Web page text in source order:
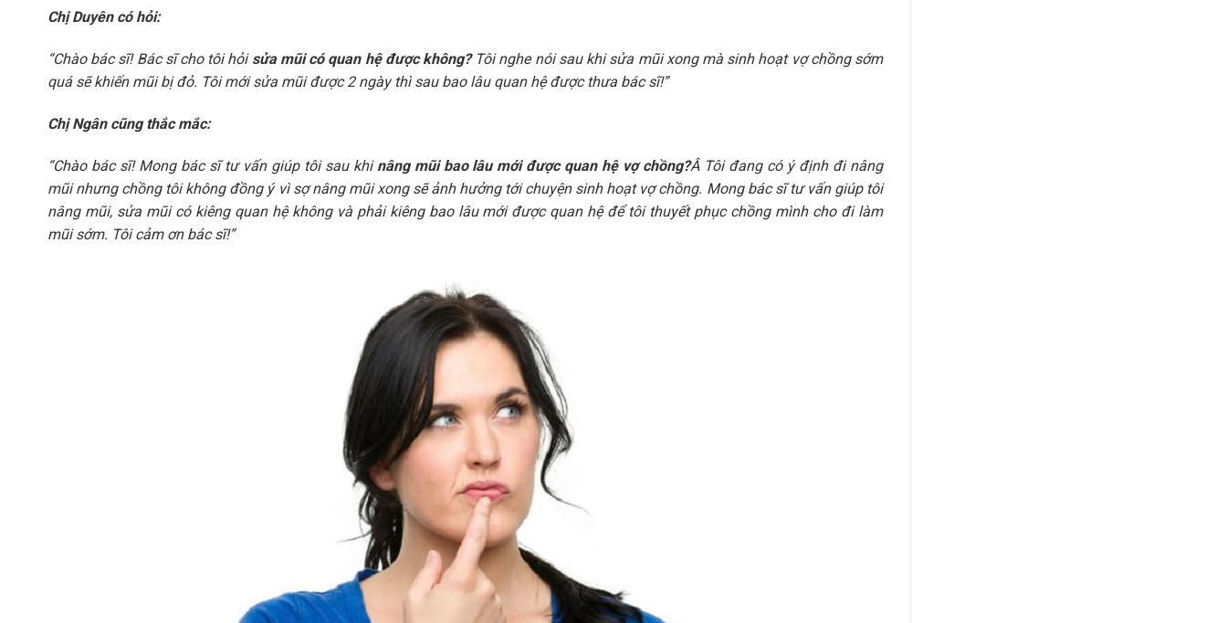
Chị Duyên có hỏi:
“Chào bác sĩ! Bác sĩ cho tôi hỏi sửa mũi có quan hệ được không?Tôi nghe nói sau khi sửa mũi xong mà sinh hoạt vợ chồng sớm
quá sẽ khiến mũi bị đỏ. Tôi mới sửa mũi được 2 ngày thì sau bao lâu quan hệ được thưa bác sĩ!”
Chị Ngân cũng thắc mắc:
“Chào bác sĩ! Mong bác sĩ tư vấn giúp tôi sau khi nâng mũi bao lâu mới được quan hệ vợ chồng?Â Tôi đang có ý định đi nâng
mũi nhưng chồng tôi không đồng ý vì sợ nâng mũi xong sẽ ảnh hưởng tới chuyện sinh hoạt vợ chồng. Mong bác sĩ tư vấn giúp tôi
nâng mũi, sửa mũi có kiêng quan hệ không và phải kiêng bao lâu mới được quan hệ để tôi thuyết phục chồng mình cho đi làm
mũi sớm. Tôi cảm ơn bác sĩ!”